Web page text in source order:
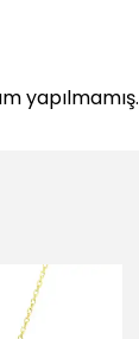
yapılmamış.